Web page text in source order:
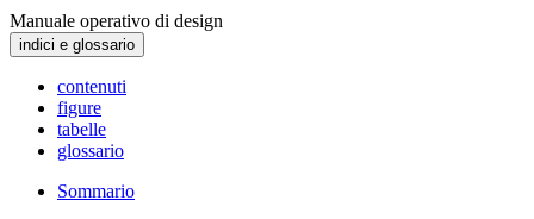
Manuale operativo di design
indici e glossario
contenuti
figure
tabelle
glossario
Sommario